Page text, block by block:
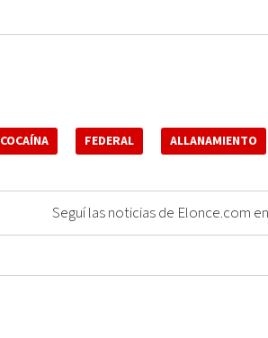
COCAÍNA FEDERAL ALLANAMIENTO
Seguí las noticias de Elonce.com